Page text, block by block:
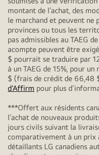
montant de l’achat, des
le marchand et peuvent
provinces ou tous les
pas admissibles au TAEG
acompte peuvent être
$ pourrait se traduire par
à un TAEG de 15%, pour
$ (frais de crédit de 66,48
d'Affirm pour plus
***Offert aux résidents
l’achat de nouveaux
jours civils suivant la
comparativement à un prix
détaillants LG canadiens